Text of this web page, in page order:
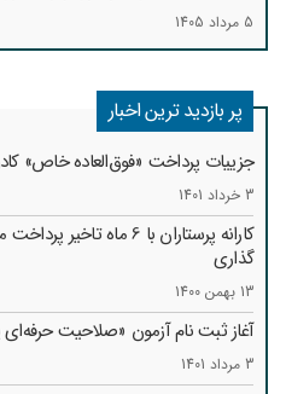
5 مرداد 1405
پر بازدید ترین اخبار
جزییات پرداخت «فوق‌العاده خاص»
3 خرداد 1401
کارانه‌ پرستاران با 6
گذاری
13 بهمن 1400
آغاز ثبت نام آزمون «صلاحیت حرفه‌ای
3 مرداد 1401